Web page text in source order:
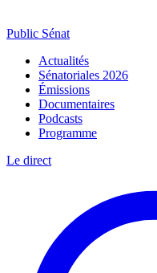
Public Sénat
Actualités
Sénatoriales 2026
Émissions
Documentaires
Podcasts
Programme
Le direct